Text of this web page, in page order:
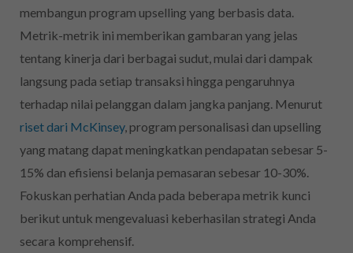
membangun program upselling yang berbasis data.
Metrik-metrik ini memberikan gambaran yang jelas
tentang kinerja dari berbagai sudut, mulai dari dampak
langsung pada setiap transaksi hingga pengaruhnya
terhadap nilai pelanggan dalam jangka panjang. Menurut
riset dari McKinsey, program personalisasi dan upselling
yang matang dapat meningkatkan pendapatan sebesar 5-
15% dan efisiensi belanja pemasaran sebesar 10-30%.
Fokuskan perhatian Anda pada beberapa metrik kunci
berikut untuk mengevaluasi keberhasilan strategi Anda
secara komprehensif.